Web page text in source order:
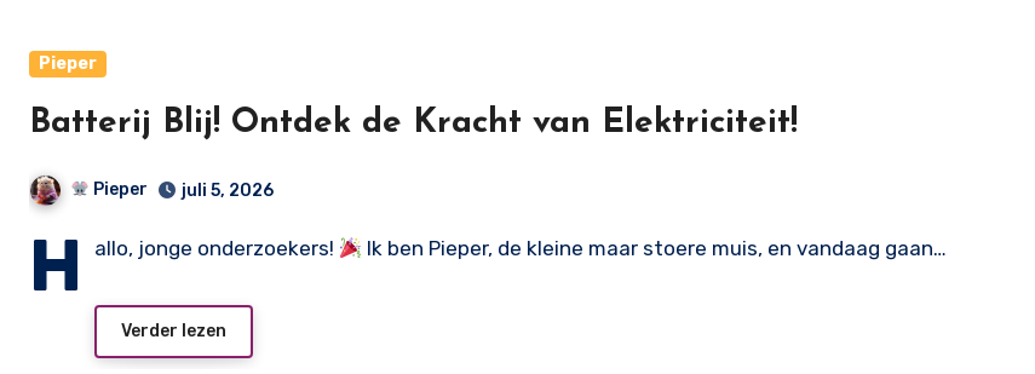
Pieper
Batterij Blij! Ontdek de Kracht van Elektriciteit!
Pieper juli 5, 2026
H allo, jonge onderzoekers! Ik ben Pieper, de kleine maar stoere muis, en vandaag gaan…
Verder lezen